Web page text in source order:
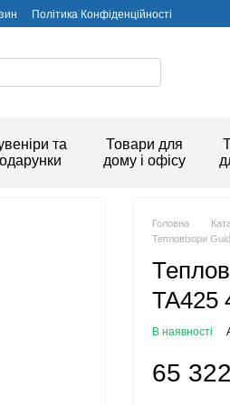
Політика Конфіденційності
та
Товари для
дому і офісу
Головна
Тепловізори
TA425
В наявності
65